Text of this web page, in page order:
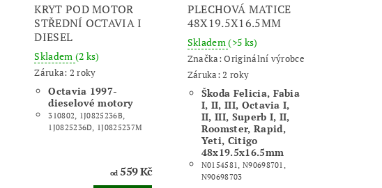
KRYT POD MOTOR
STŘEDNÍ OCTAVIA I
DIESEL
Skladem (2 ks)
Záruka: 2 roky
Octavia 1997-
dieselové motory
310802, 1J0825236B,
1J0825236D, 1J0825237M
od559 Kč
PLECHOVÁ MATICE
48X19.5X16.5MM
Skladem(>5 ks)
Značka:Originální výrobce
Záruka: 2 roky
Škoda Felicia, Fabia
I, II, III, Octavia I,
II, III, Superb I, II,
Roomster, Rapid,
Yeti, Citigo
48x19.5x16.5mm
N0154581, N90698701,
N90698703